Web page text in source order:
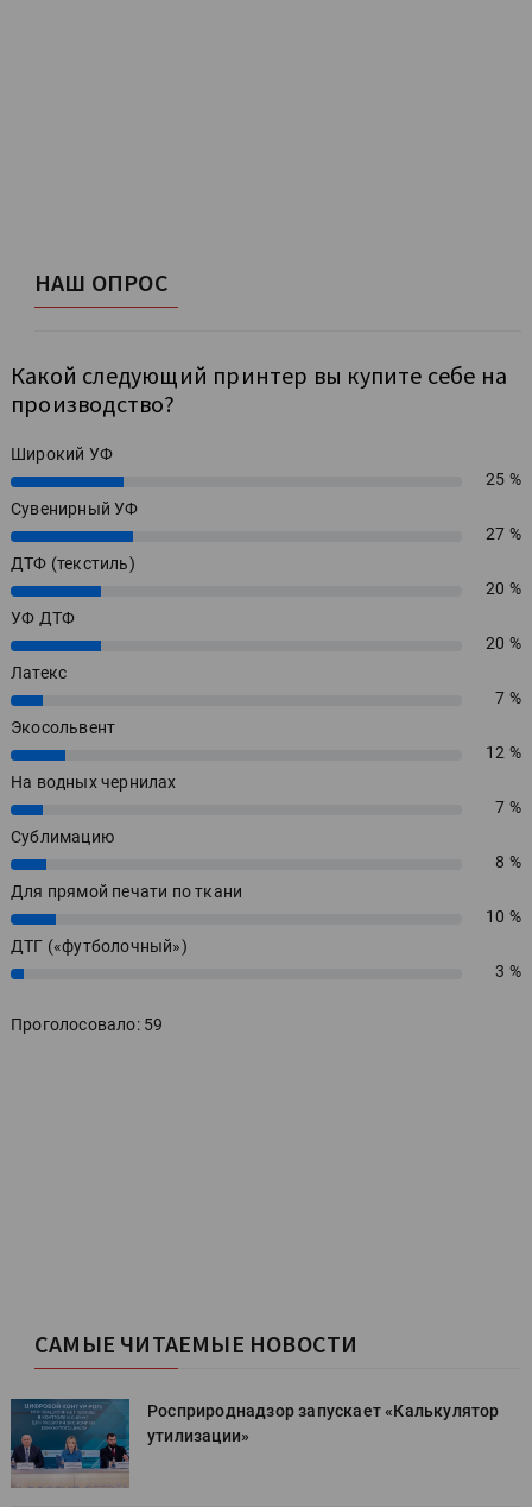
НАШ ОПРОС
Какой следующий принтер вы купите себе на
производство?
Широкий УФ
25%
25 %
Сувенирный УФ
27%
27 %
ДТФ (текстиль)
20%
20 %
УФ ДТФ
20%
20 %
Латекс
7%
7 %
Экосольвент
12%
12 %
На водных чернилах
7%
7 %
Сублимацию
8%
8 %
Для прямой печати по ткани
10%
10 %
ДТГ («футболочный»)
3% 3 %
Проголосовало: 59
САМЫЕ ЧИТАЕМЫЕ НОВОСТИ
Росприроднадзор запускает «Калькулятор
утилизации»